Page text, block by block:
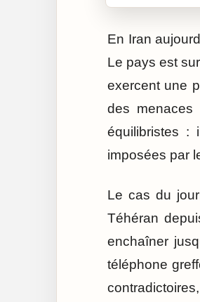
En Iran
Le pays est
exercent une
des menaces
équilibristes :
imposées par
Le cas du
Téhéran
enchaîner
téléphone